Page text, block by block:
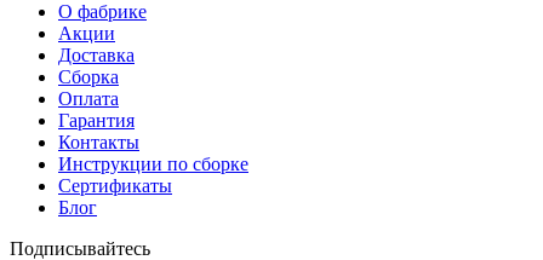
О фабрике
Акции
Доставка
Сборка
Оплата
Гарантия
Контакты
Инструкции по сборке
Сертификаты
Блог
Подписывайтесь